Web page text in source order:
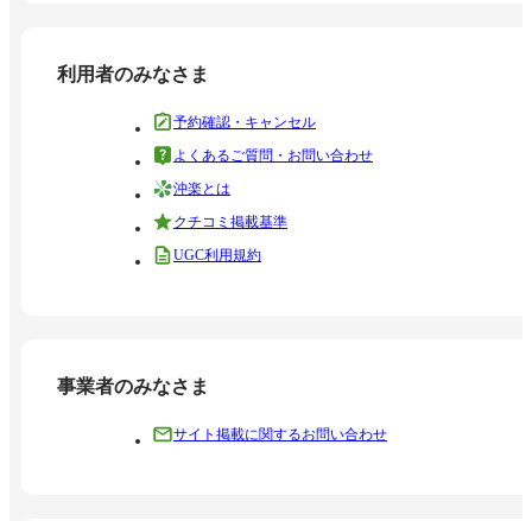
利用者のみなさま
予約確認・キャンセル
よくあるご質問・お問い合わせ
沖楽とは
クチコミ掲載基準
UGC利用規約
事業者のみなさま
サイト掲載に関するお問い合わせ